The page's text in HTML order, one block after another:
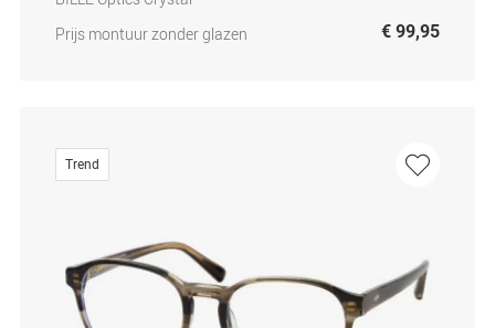
Prijs montuur zonder glazen
€ 99,95
Trend